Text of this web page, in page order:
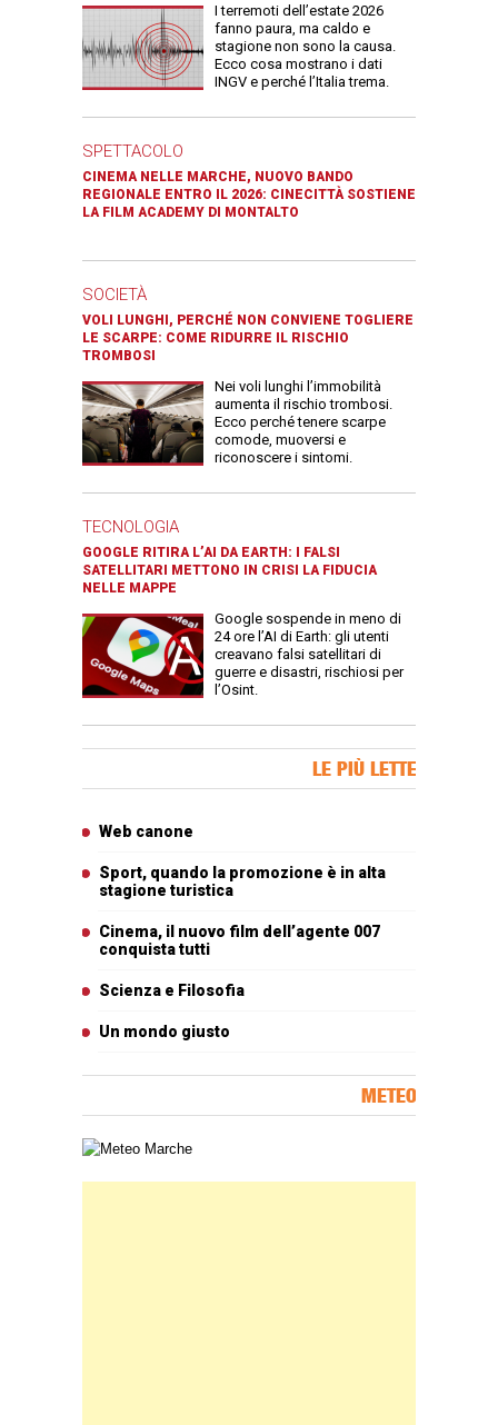
I terremoti dell’estate 2026
fanno paura, ma caldo e
stagione non sono la causa.
Ecco cosa mostrano i dati
INGV e perché l’Italia trema.
SPETTACOLO
CINEMA NELLE MARCHE, NUOVO BANDO
REGIONALE ENTRO IL 2026: CINECITTÀ SOSTIENE
LA FILM ACADEMY DI MONTALTO
SOCIETÀ
VOLI LUNGHI, PERCHÉ NON CONVIENE TOGLIERE
LE SCARPE: COME RIDURRE IL RISCHIO
TROMBOSI
Nei voli lunghi l’immobilità
aumenta il rischio trombosi.
Ecco perché tenere scarpe
comode, muoversi e
riconoscere i sintomi.
TECNOLOGIA
GOOGLE RITIRA L’AI DA EARTH: I FALSI
SATELLITARI METTONO IN CRISI LA FIDUCIA
NELLE MAPPE
Google sospende in meno di
24 ore l’AI di Earth: gli utenti
creavano falsi satellitari di
guerre e disastri, rischiosi per
l’Osint.
LE PIÙ LETTE
Web canone
Sport, quando la promozione è in alta
stagione turistica
Cinema, il nuovo film dell’agente 007
conquista tutti
Scienza e Filosofia
Un mondo giusto
METEO
Carta meteorologica delle Marche